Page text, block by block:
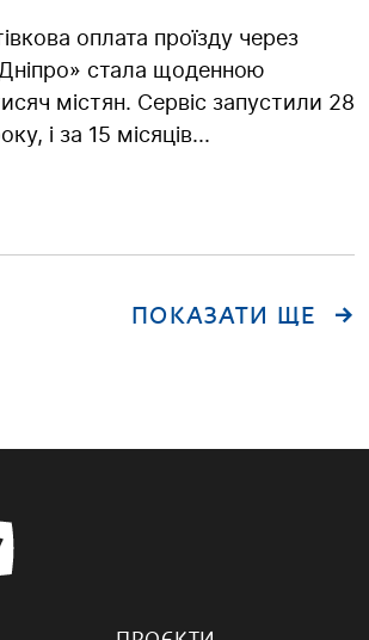
оплата проїзду через
стала щоденною
містян. Сервіс запустили 28
і за 15 місяців...
ПОКАЗАТИ ЩЕ